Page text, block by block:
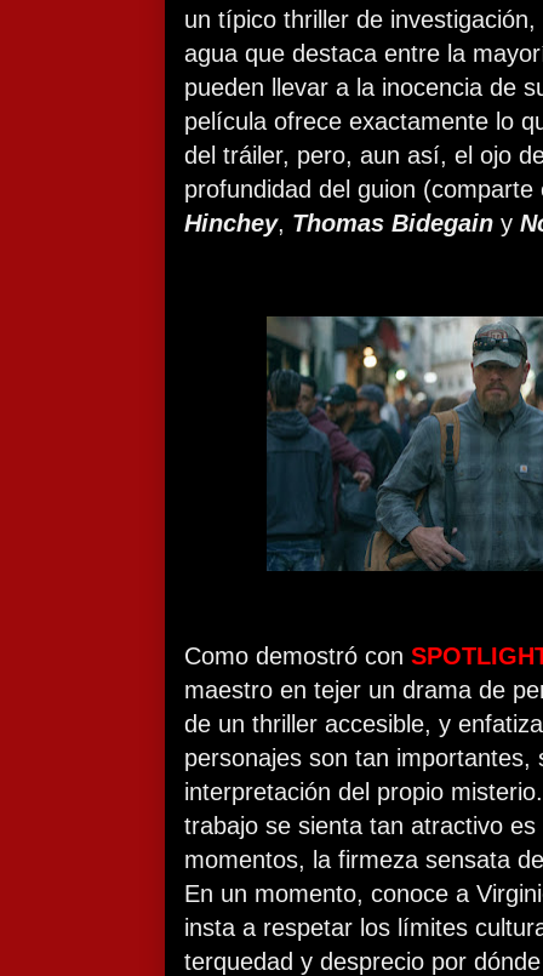
un típico thriller de
agua que destaca entre la
pueden llevar a la inocencia de
película ofrece exactamente lo
del tráiler, pero, aun así, el ojo
profundidad del guion
Hinchey, Thomas Bidegain y
Como demostró con
maestro en tejer un drama de
de un thriller accesible, y
personajes son tan importantes,
interpretación del propio
trabajo se sienta tan atractivo
momentos, la firmeza sensata
En un momento, conoce a
insta a respetar los límites
terquedad y desprecio por